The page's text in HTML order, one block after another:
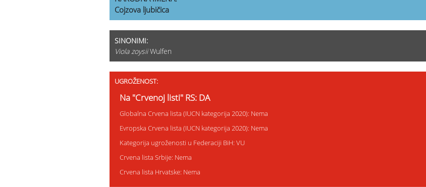
Cojzova ljubičica
SINONIMI:
Viola zoysiiWulfen
UGROŽENOST:
Na "Crvenoj listi" RS: DA
Globalna Crvena lista (IUCN kategorija 2020): Nema
Evropska Crvena lista (IUCN kategorija 2020): Nema
Kategorija ugroženosti u Federaciji BiH: VU
Crvena lista Srbije: Nema
Crvena lista Hrvatske: Nema